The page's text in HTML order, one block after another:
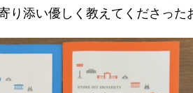
り添い優しく教えてくださった